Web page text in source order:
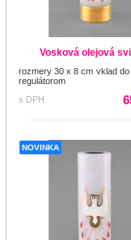
Vosková olejová
rozmery 30 x 8 cm vklad do
regulátorom
s DPH
NOVINKA